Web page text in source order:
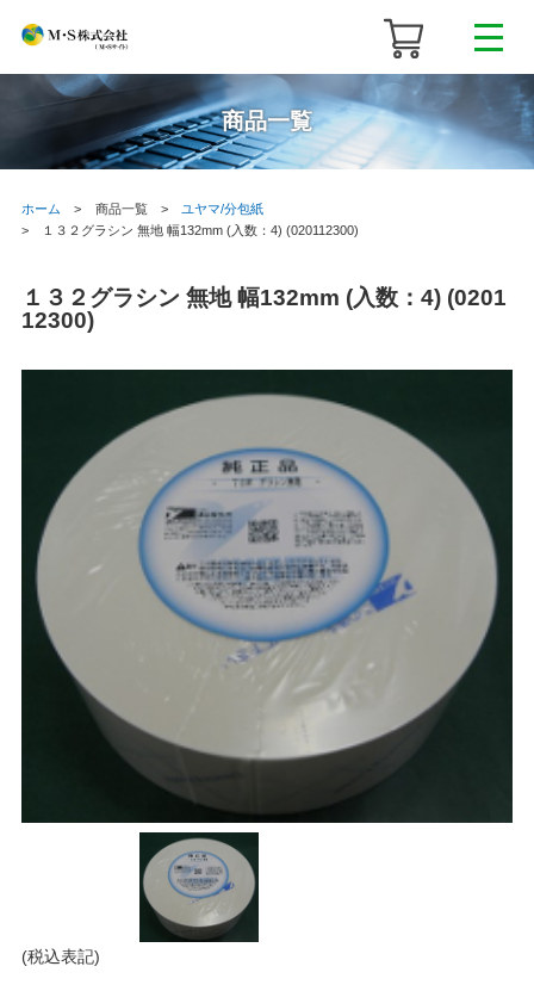
商品一覧
ホーム 商品一覧
ユヤマ/分包紙
１３２グラシン 無地 幅132mm (入数：4) (020112300)
１３２グラシン 無地 幅132mm (入数：4) (0201
12300)
(税込表記)